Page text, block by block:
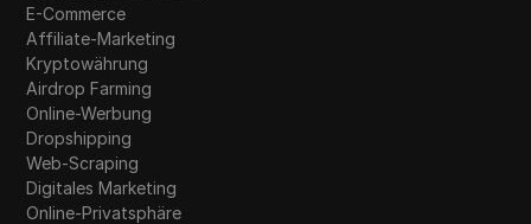
E-Commerce
Affiliate-Marketing
Kryptowährung
Airdrop Farming
Online-Werbung
Dropshipping
Web-Scraping
Digitales Marketing
Online-Privatsphäre